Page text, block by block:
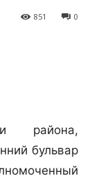
0
851
района,
бульвар